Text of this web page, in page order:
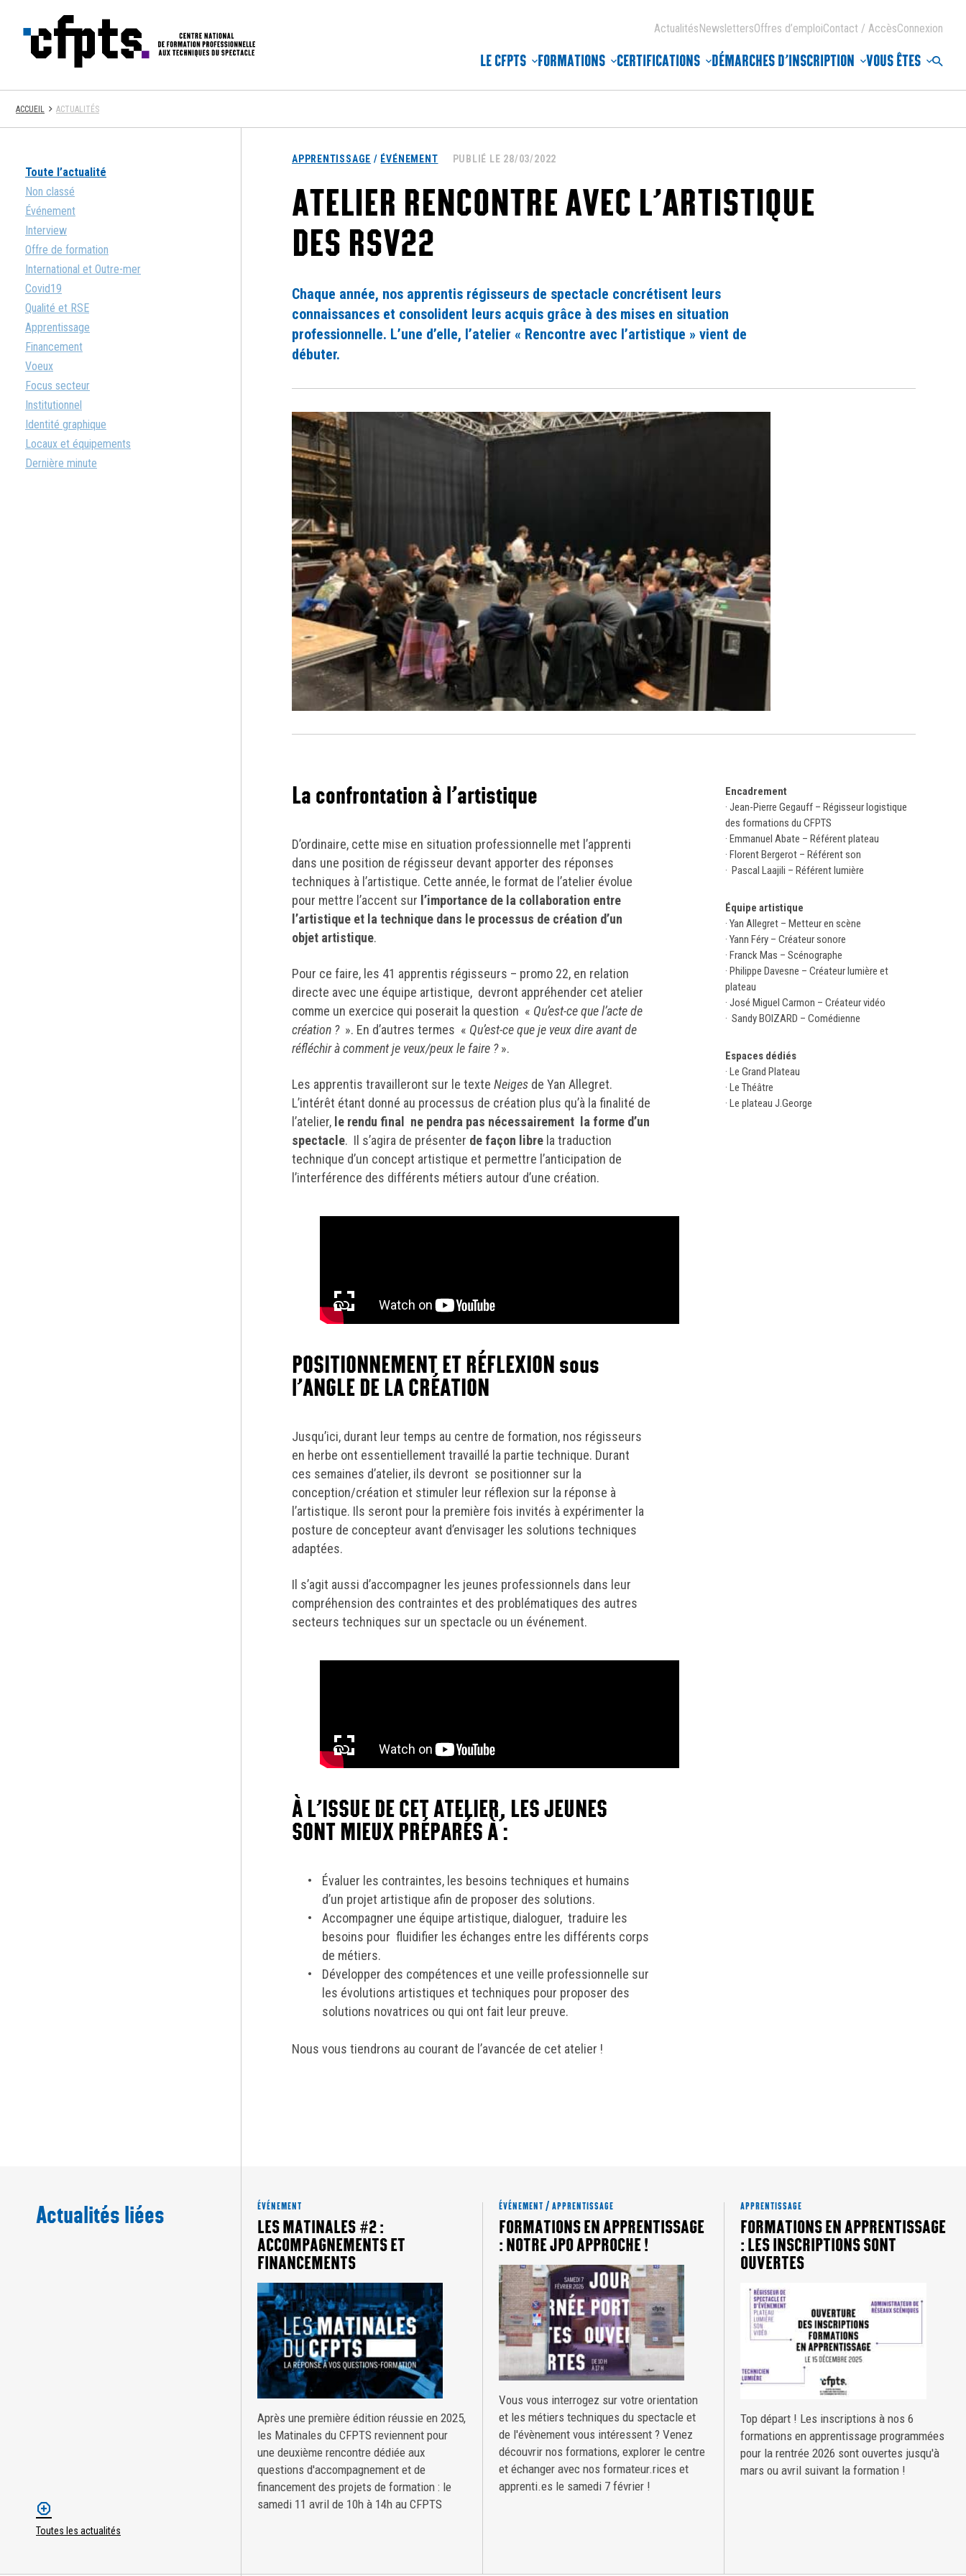
LE CFPTS FORMATIONS CERTIFICATIONS DÉMARCHES D’INSCRIPTION VOUS ÊTES
ActualitésNewslettersOffres d’emploiContact / AccèsConnexion
ACCUEIL ACTUALITÉS
Toute l’actualité
Non classé
Événement
Interview
Offre de formation
International et Outre-mer
Covid19
Qualité et RSE
Apprentissage
Financement
Voeux
Focus secteur
Institutionnel
Identité graphique
Locaux et équipements
Dernière minute
APPRENTISSAGE / ÉVÉNEMENT PUBLIÉ LE 28/03/2022
ATELIER RENCONTRE AVEC L’ARTISTIQUE
DES RSV22
Chaque année, nos apprentis régisseurs de spectacle concrétisent leurs
connaissances et consolident leurs acquis grâce à des mises en situation
professionnelle. L’une d’elle, l’atelier « Rencontre avec l’artistique » vient de
débuter.
La confrontation à l’artistique
D’ordinaire, cette mise en situation professionnelle met l’apprenti
dans une position de régisseur devant apporter des réponses
techniques à l’artistique. Cette année, le format de l’atelier évolue
pour mettre l’accent sur l’importance de la collaboration entre
l’artistique et la technique dans le processus de création d’un
objet artistique.
Pour ce faire, les 41 apprentis régisseurs – promo 22, en relation
directe avec une équipe artistique, devront appréhender cet atelier
comme un exercice qui poserait la question « Qu’est-ce que l’acte de
création ?». En d’autres termes « Qu’est-ce que je veux dire avant de
réfléchir à comment je veux/peux le faire ?».
Les apprentis travailleront sur le texte Neiges de Yan Allegret.
L’intérêt étant donné au processus de création plus qu’à la finalité de
l’atelier, le rendu final ne pendra pas nécessairement la forme d’un
spectacle. Il s’agira de présenter de façon libre la traduction
technique d’un concept artistique et permettre l’anticipation de
l’interférence des différents métiers autour d’une création.
plein écran
POSITIONNEMENT ET RÉFLEXION sous
l’ANGLE DE LA CRÉATION
Jusqu’ici, durant leur temps au centre de formation, nos régisseurs
en herbe ont essentiellement travaillé la partie technique. Durant
ces semaines d’atelier, ils devront se positionner sur la
conception/création et stimuler leur réflexion sur la réponse à
l’artistique. Ils seront pour la première fois invités à expérimenter la
posture de concepteur avant d’envisager les solutions techniques
adaptées.
Il s’agit aussi d’accompagner les jeunes professionnels dans leur
compréhension des contraintes et des problématiques des autres
secteurs techniques sur un spectacle ou un événement.
plein écran
À L’ISSUE DE CET ATELIER, LES JEUNES
SONT MIEUX PRÉPARÉS À :
Évaluer les contraintes, les besoins techniques et humains
d’un projet artistique afin de proposer des solutions.
Accompagner une équipe artistique, dialoguer, traduire les
besoins pour fluidifier les échanges entre les différents corps
de métiers.
Développer des compétences et une veille professionnelle sur
les évolutions artistiques et techniques pour proposer des
solutions novatrices ou qui ont fait leur preuve.
Nous vous tiendrons au courant de l’avancée de cet atelier !
Encadrement
· Jean-Pierre Gegauff – Régisseur logistique
des formations du CFPTS
· Emmanuel Abate – Référent plateau
· Florent Bergerot – Référent son
· Pascal Laajili – Référent lumière
Équipe artistique
· Yan Allegret – Metteur en scène
· Yann Féry – Créateur sonore
· Franck Mas – Scénographe
· Philippe Davesne – Créateur lumière et
plateau
· José Miguel Carmon – Créateur vidéo
· Sandy BOIZARD – Comédienne
Espaces dédiés
· Le Grand Plateau
· Le Théâtre
· Le plateau J.George
Actualités liées
Toutes les actualités
ÉVÉNEMENT
LES MATINALES #2 :
ACCOMPAGNEMENTS ET
FINANCEMENTS
Après une première édition réussie en 2025,
les Matinales du CFPTS reviennent pour
une deuxième rencontre dédiée aux
questions d'accompagnement et de
financement des projets de formation : le
samedi 11 avril de 10h à 14h au CFPTS
ÉVÉNEMENT / APPRENTISSAGE
FORMATIONS EN APPRENTISSAGE
: NOTRE JPO APPROCHE !
Vous vous interrogez sur votre orientation
et les métiers techniques du spectacle et
de l'évènement vous intéressent ? Venez
découvrir nos formations, explorer le centre
et échanger avec nos formateur.rices et
apprenti.es le samedi 7 février !
APPRENTISSAGE
FORMATIONS EN APPRENTISSAGE
: LES INSCRIPTIONS SONT
OUVERTES
Top départ ! Les inscriptions à nos 6
formations en apprentissage programmées
pour la rentrée 2026 sont ouvertes jusqu'à
mars ou avril suivant la formation !